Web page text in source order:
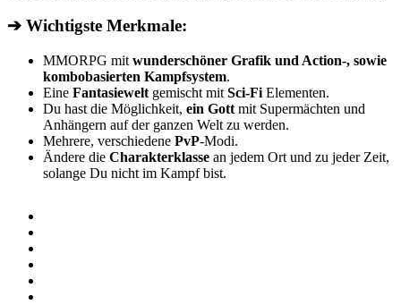
➔ Wichtigste Merkmale:
MMORPG mit wunderschöner Grafik und Action-, sowie
kombobasierten Kampfsystem.
Eine Fantasiewelt gemischt mit Sci-Fi Elementen.
Du hast die Möglichkeit, ein Gott mit Supermächten und
Anhängern auf der ganzen Welt zu werden.
Mehrere, verschiedene PvP-Modi.
Ändere die Charakterklasse an jedem Ort und zu jeder Zeit,
solange Du nicht im Kampf bist.